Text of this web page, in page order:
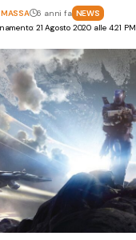
21 Agosto 2020 alle 4:21 PM
6 anni fa NEWS